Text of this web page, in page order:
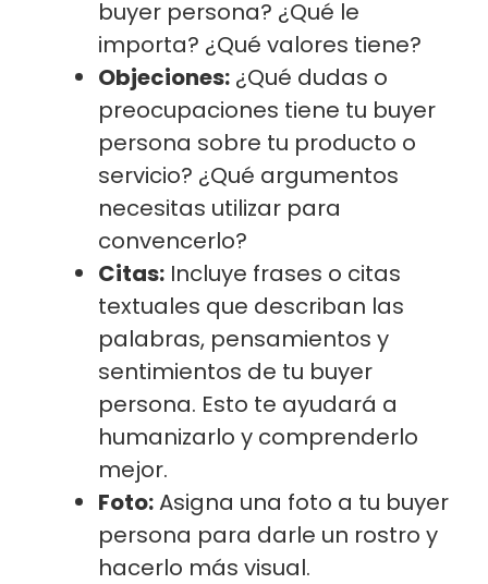
buyer persona? ¿Qué le
importa? ¿Qué valores tiene?
Objeciones: ¿Qué dudas o
preocupaciones tiene tu buyer
persona sobre tu producto o
servicio? ¿Qué argumentos
necesitas utilizar para
convencerlo?
Citas: Incluye frases o citas
textuales que describan las
palabras, pensamientos y
sentimientos de tu buyer
persona. Esto te ayudará a
humanizarlo y comprenderlo
mejor.
Foto:Asigna una foto a tu buyer
persona para darle un rostro y
hacerlo más visual.